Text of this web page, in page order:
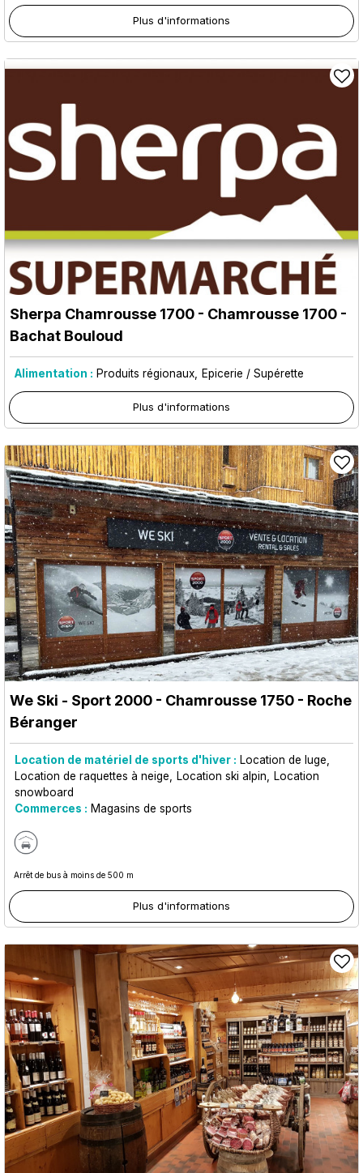
Plus d'informations
Sherpa Chamrousse 1700 - Chamrousse 1700 -
Bachat Bouloud
Alimentation : Produits régionaux Epicerie / Supérette
Plus d'informations
We Ski - Sport 2000 - Chamrousse 1750 - Roche
Béranger
Location de matériel de sports d'hiver : Location de luge
Location de raquettes à neige
Location ski alpin
Location
snowboard
Commerces : Magasins de sports
Arrêt de bus à moins de 500 m
Plus d'informations